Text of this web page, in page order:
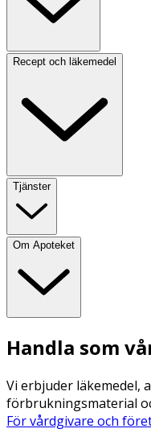
Recept och läkemedel
Tjänster
Om Apoteket
Handla som
Vi erbjuder läkemedel,
förbrukningsmaterial
För vårdgivare och